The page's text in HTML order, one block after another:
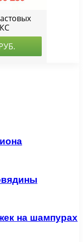
на шампурах